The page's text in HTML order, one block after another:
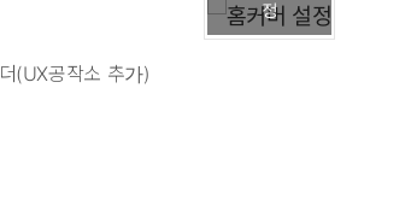
정
(UX공작소 추가)